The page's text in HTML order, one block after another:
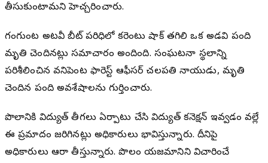
తీసుకుంటామని హెచ్చరించారు.
గంజిగుంట అటవీ బీట్ పరిధిలో కరెంటు షాక్ తగిలి ఒక అడవి పంది
మృతి చెందినట్లు సమాచారం అందింది. సంఘటనా స్థలాన్ని
పరిశీలించిన వనిపెంట ఫారెస్ట్ ఆఫీసర్ చలపతి నాయుడు, మృతి
చెందిన పంది అవశేషాలను గుర్తించారు.
పొలానికి విద్యుత్ తీగలు ఏర్పాటు చేసి విద్యుత్ కనెక్షన్ ఇవ్వడం వల్లే
ఈ ప్రమాదం జరిగినట్లు అధికారులు భావిస్తున్నారు. దీనిపై
అధికారులు ఆరా తీస్తున్నారు. పొలం యజమానిని విచారించే